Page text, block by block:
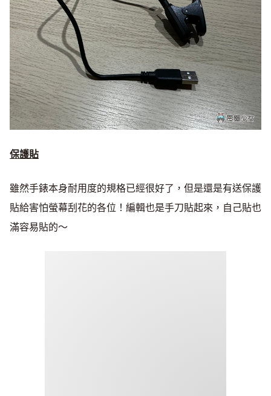
保護貼
雖然手錶本身耐用度的規格已經很好了，但是還是有送保護
貼給害怕螢幕刮花的各位！編輯也是手刀貼起來，自己貼也
滿容易貼的～